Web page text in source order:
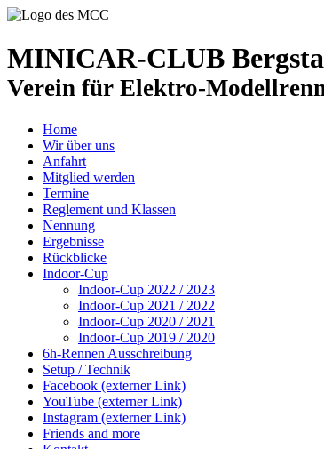
MINICAR-CLUB
Verein für Elektro-
Home
Wir über uns
Anfahrt
Mitglied werden
Termine
Reglement und Klassen
Nennung
Ergebnisse
Rückblicke
Indoor-Cup
Indoor-Cup 2022 / 2023
Indoor-Cup 2021 / 2022
Indoor-Cup 2020 / 2021
Indoor-Cup 2019 / 2020
6h-Rennen Ausschreibung
Setup / Technik
Facebook (externer Link)
YouTube (externer Link)
Instagram (externer Link)
Friends and more